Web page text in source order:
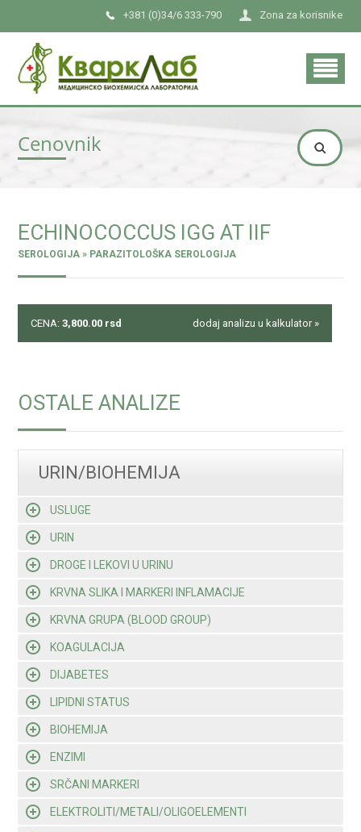
Zona za korisnike
+381 (0)34/6 333-790
Cenovnik
ECHINOCOCCUS IGG AT IIF
SEROLOGIJA » PARAZITOLOŠKA SEROLOGIJA
CENA: 3,800.00 rsd dodaj analizu u kalkulator »
OSTALE ANALIZE
URIN/BIOHEMIJA
USLUGE
URIN
DROGE I LEKOVI U URINU
KRVNA SLIKA I MARKERI INFLAMACIJE
KRVNA GRUPA (BLOOD GROUP)
KOAGULACIJA
DIJABETES
LIPIDNI STATUS
BIOHEMIJA
ENZIMI
SRČANI MARKERI
ELEKTROLITI/METALI/OLIGOELEMENTI